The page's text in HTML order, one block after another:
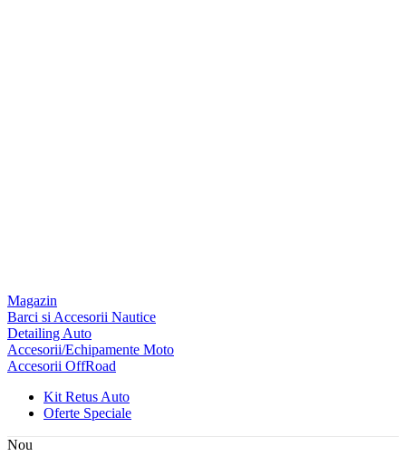
Magazin
Barci si Accesorii Nautice
Detailing Auto
Accesorii/Echipamente Moto
Accesorii OffRoad
Kit Retus Auto
Oferte Speciale
Nou